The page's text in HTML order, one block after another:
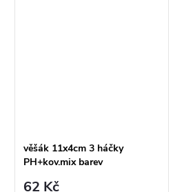
věšák 11x4cm 3 háčky
PH+kov.mix barev
62 Kč